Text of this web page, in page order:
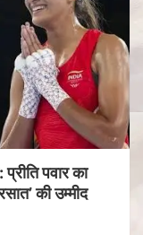
पवार का
की उम्मीद